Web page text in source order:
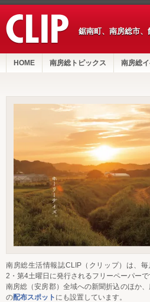
鋸南町、南房総市
HOME 南房総トピックス 南房総
南房総生活情報誌CLIP（クリップ）は、毎
2・第4土曜日に発行されるフリーペーパーで
南房総（安房郡）全域への新聞折込のほか、
の配布スポット にも設置しています。